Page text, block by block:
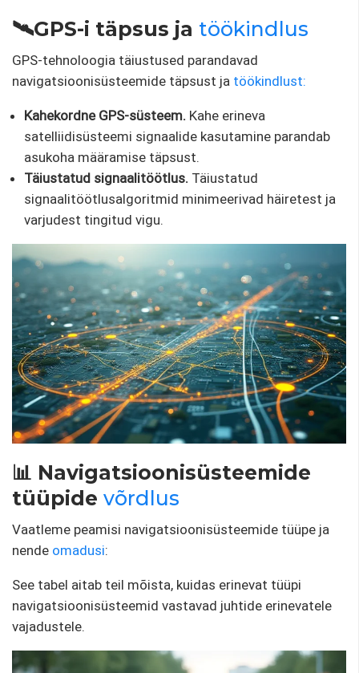
🛰️GPS-i täpsus ja töökindlus
GPS-tehnoloogia täiustused parandavad
navigatsioonisüsteemide täpsust ja töökindlust:
Kahekordne GPS-süsteem. Kahe erineva
satelliidisüsteemi signaalide kasutamine parandab
asukoha määramise täpsust.
Täiustatud signaalitöötlus. Täiustatud
signaalitöötlusalgoritmid minimeerivad häiretest ja
varjudest tingitud vigu.
📊 Navigatsioonisüsteemide
tüüpide võrdlus
Vaatleme peamisi navigatsioonisüsteemide tüüpe ja
nende omadusi:
See tabel aitab teil mõista, kuidas erinevat tüüpi
navigatsioonisüsteemid vastavad juhtide erinevatele
vajadustele.